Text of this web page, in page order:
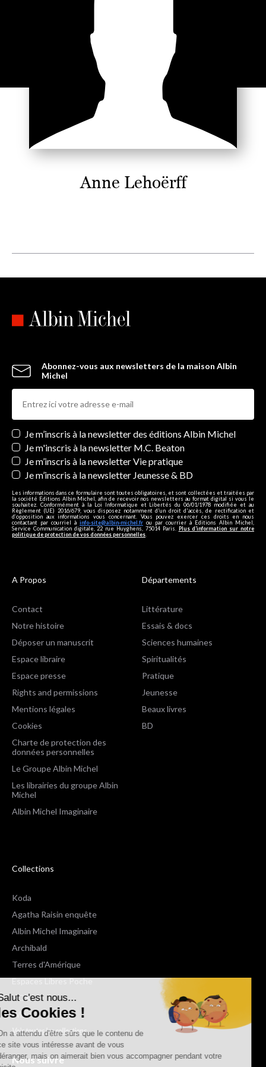
Salut c'est nous...
les Cookies !
On a attendu d'être sûrs que le contenu de
ce site vous intéresse avant de vous
déranger, mais on aimerait bien vous accompagner pendant votre
Anne Lehoërff
Abonnez-vous aux newsletters de la maison Albin
Michel
Newsletters
Je m’inscris à la newsletter des éditions Albin Michel
Je m'inscris à la newsletter M.C. Beaton
Je m’inscris à la newsletter Vie pratique
Je m’inscris à la newsletter Jeunesse & BD
Les informations dans ce formulaire sont toutes obligatoires, et sont collectées et traitées par
la société Editions Albin Michel, afin de recevoir nos newsletters au format digital si vous le
souhaitez. Conformément à la Loi Informatique et Libertés du 06/01/1978 modifiée et au
Règlement (UE) 2016/679, vous disposez notamment d'un droit d'accès, de rectification et
d’opposition aux informations vous concernant. Vous pouvez exercer ces droits en nous
contactant par courriel à info-site@albin-michel.fr ou par courrier à Editions Albin Michel,
Service Communication digitale, 22 rue Huyghens, 75014 Paris. Plus d’information sur notre
politique de protection de vos données personnelles
A Propos
Contact
Notre histoire
Déposer un manuscrit
Espace libraire
Espace presse
Rights and permissions
Mentions légales
Cookies
Charte de protection des
données personnelles
Le Groupe Albin Michel
Les librairies du groupe Albin
Michel
Albin Michel Imaginaire
Départements
Littérature
Essais & docs
Sciences humaines
Spiritualités
Pratique
Jeunesse
Beaux livres
BD
Collections
Koda
Agatha Raisin enquête
Albin Michel Imaginaire
Archibald
Terres d'Amérique
Espaces Libres Poche
NOX
Wiz
Voir toutes les collections
Nous suivre